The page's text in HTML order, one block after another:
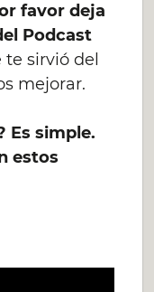
favor deja
Podcast
sirvió del
mejorar.
Es simple.
estos